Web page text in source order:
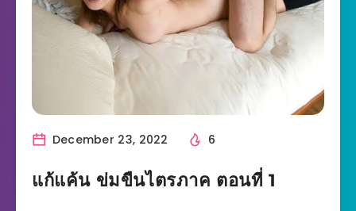
December 23, 2022 6
แก้แค้น ข่มขืนไตรภาค ตอนที่ 1